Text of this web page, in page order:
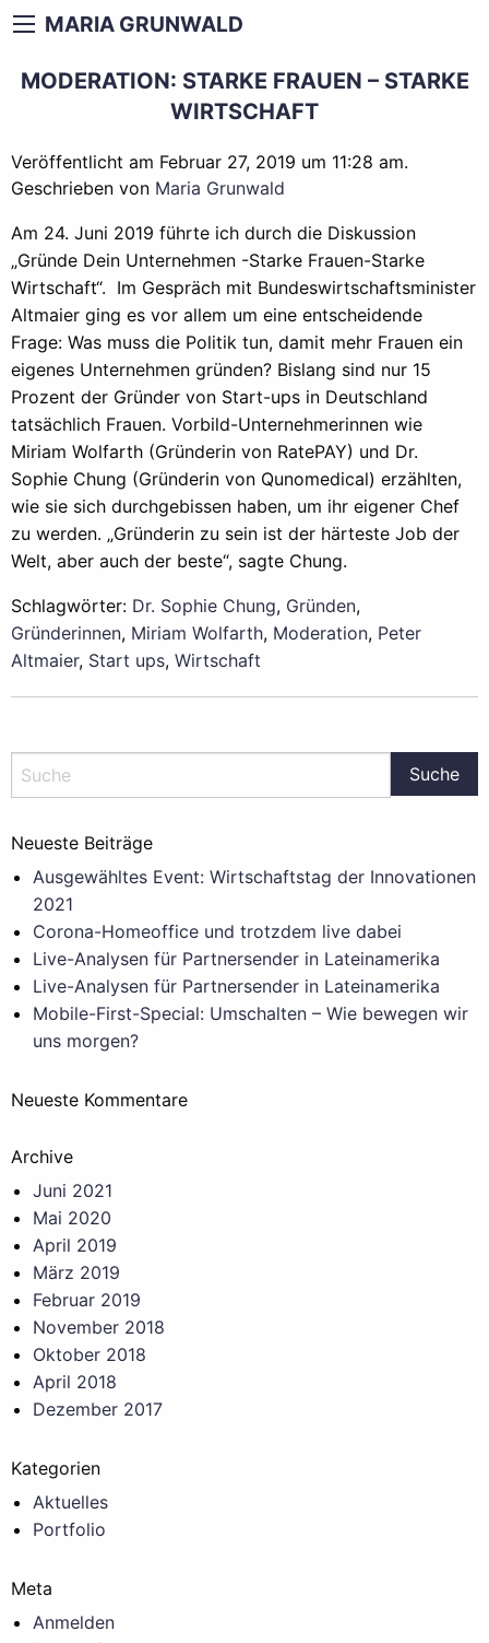
MARIA GRUNWALD
MODERATION: STARKE FRAUEN – STARKE
WIRTSCHAFT
Veröffentlicht am Februar 27, 2019 um 11:28 am.
Geschrieben von Maria Grunwald
Am 24. Juni 2019 führte ich durch die Diskussion
„Gründe Dein Unternehmen -Starke Frauen-Starke
Wirtschaft“. Im Gespräch mit Bundeswirtschaftsminister
Altmaier ging es vor allem um eine entscheidende
Frage: Was muss die Politik tun, damit mehr Frauen ein
eigenes Unternehmen gründen? Bislang sind nur 15
Prozent der Gründer von Start-ups in Deutschland
tatsächlich Frauen. Vorbild-Unternehmerinnen wie
Miriam Wolfarth (Gründerin von RatePAY) und Dr.
Sophie Chung (Gründerin von Qunomedical) erzählten,
wie sie sich durchgebissen haben, um ihr eigener Chef
zu werden. „Gründerin zu sein ist der härteste Job der
Welt, aber auch der beste“, sagte Chung.
Schlagwörter: Dr. Sophie Chung, Gründen,
Gründerinnen, Miriam Wolfarth, Moderation, Peter
Altmaier, Start ups, Wirtschaft
Neueste Beiträge
Ausgewähltes Event: Wirtschaftstag der Innovationen
2021
Corona-Homeoffice und trotzdem live dabei
Live-Analysen für Partnersender in Lateinamerika
Live-Analysen für Partnersender in Lateinamerika
Mobile-First-Special: Umschalten – Wie bewegen wir
uns morgen?
Neueste Kommentare
Archive
Juni 2021
Mai 2020
April 2019
März 2019
Februar 2019
November 2018
Oktober 2018
April 2018
Dezember 2017
Kategorien
Aktuelles
Portfolio
Meta
Anmelden